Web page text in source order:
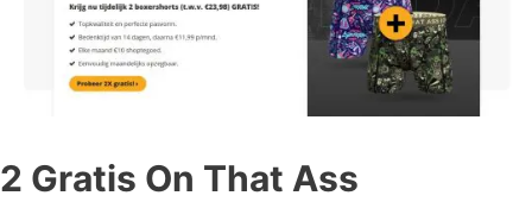
2 Gratis On That Ass